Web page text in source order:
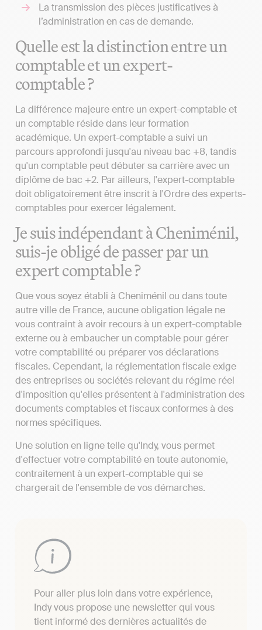
La transmission des pièces justificatives à
l’administration en cas de demande.
Quelle est la distinction entre un
comptable et un expert-
comptable ?
La différence majeure entre un expert-comptable et
un comptable réside dans leur formation
académique. Un expert-comptable a suivi un
parcours approfondi jusqu'au niveau bac +8, tandis
qu'un comptable peut débuter sa carrière avec un
diplôme de bac +2. Par ailleurs, l'expert-comptable
doit obligatoirement être inscrit à l'Ordre des experts-
comptables pour exercer légalement.
Je suis indépendant à Cheniménil,
suis-je obligé de passer par un
expert comptable ?
Que vous soyez établi à Cheniménil ou dans toute
autre ville de France, aucune obligation légale ne
vous contraint à avoir recours à un expert-comptable
externe ou à embaucher un comptable pour gérer
votre comptabilité ou préparer vos déclarations
fiscales. Cependant, la réglementation fiscale exige
des entreprises ou sociétés relevant du régime réel
d'imposition qu'elles présentent à l'administration des
documents comptables et fiscaux conformes à des
normes spécifiques.
Une solution en ligne telle qu'Indy, vous permet
d'effectuer votre comptabilité en toute autonomie,
contraitement à un expert-comptable qui se
chargerait de l'ensemble de vos démarches.
Pour aller plus loin dans votre expérience,
Indy vous propose une newsletter qui vous
tient informé des dernières actualités de